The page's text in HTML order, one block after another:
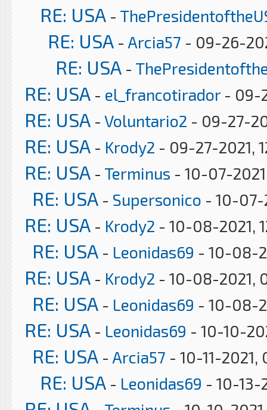
RE: USA -
RE: USA - Arcia57 - 09-26-
RE: USA -
RE: USA - el_francotirador- 09-
RE: USA - Voluntario2 - 09-27-
RE: USA - Krody2 - 09-27-2021,
RE: USA - Terminus - 10-07-
RE: USA - Supersonico - 10-07-
RE: USA - Krody2 - 10-08-2021,
RE: USA - Leonidas69 - 10-08-
RE: USA - Krody2 - 10-08-2021,
RE: USA - Leonidas69 - 10-08-
RE: USA - Leonidas69 - 10-10-
RE: USA - Arcia57 - 10-11-2021,
RE: USA - Leonidas69 - 10-13-